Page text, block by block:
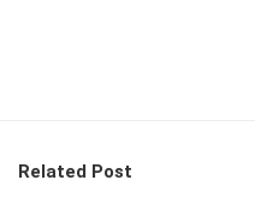
Related Post